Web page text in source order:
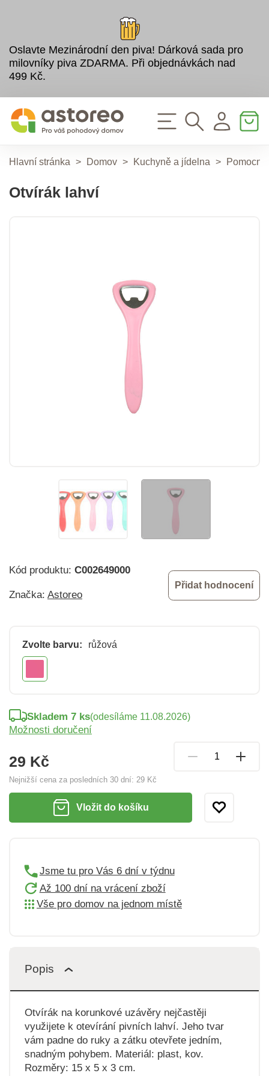
Oslavte Mezinárodní den piva! Dárková sada pro
milovníky piva ZDARMA. Při objednávkách nad
499 Kč.
Hlavní stránka > Domov > Kuchyně a jídelna >
Otvírák lahví
Kód produktu: C002649000
Značka: Astoreo
Přidat hodnocení
Zvolte barvu: růžová
29 Kč
Nejnižší cena za posledních 30 dní: 29 Kč
Skladem 7 ks(odesíláme 11.08.2026)
Možnosti doručení
Vložit do košíku
Jsme tu pro Vás 6 dní v týdnu
Až 100 dní na vrácení zboží
Vše pro domov na jednom místě
Popis
Otvírák na korunkové uzávěry nejčastěji
využijete k otevírání pivních lahví. Jeho tvar
vám padne do ruky a zátku otevřete jedním,
snadným pohybem. Materiál: plast, kov.
Rozměry: 15 x 5 x 3 cm.